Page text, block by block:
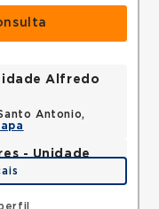
Alfredo
Antonio,
- Unidade
Pires, SP,